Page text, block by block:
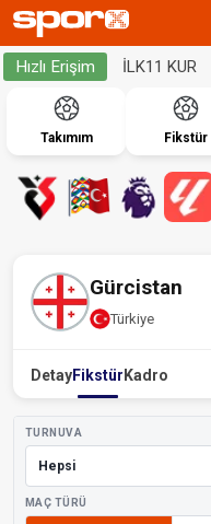
Hızlı Erişim İLK11 KUR
Takımım Fikstür
Gürcistan
Türkiye
DetayFikstür Kadro
TURNUVA
MAÇ TÜRÜ